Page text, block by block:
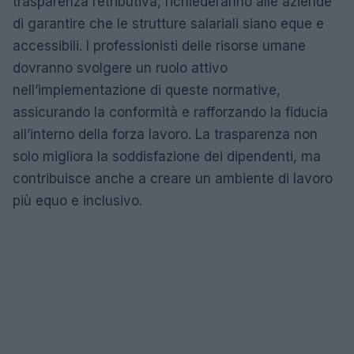
di garantire che le strutture salariali siano eque e
accessibili. I professionisti delle risorse umane
dovranno svolgere un ruolo attivo
nell’implementazione di queste normative,
assicurando la conformità e rafforzando la fiducia
all’interno della forza lavoro. La trasparenza non
solo migliora la soddisfazione dei dipendenti, ma
contribuisce anche a creare un ambiente di lavoro
più equo e inclusivo.